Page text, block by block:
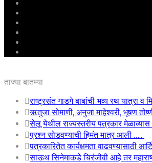
ताज्या बातम्या
राष्ट्रसंत गाडगे बाबांची भव्य रथ यात्रा
ऋतुजा सोमाणी, अनुजा माहेश्वरी, भूषण
सेलू येथील राज्यस्तरीय पत्रकार
प्रश्न सोडवण्याची हिमंत मात्र आली …..
पत्रकारितेत कार्यक्षमता
साऊथ सिनेमाकडे चिरंजीवी आहे तर